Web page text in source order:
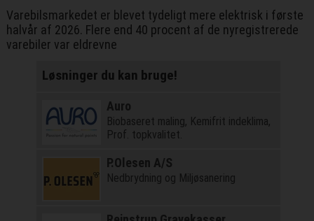
Varebilsmarkedet er blevet tydeligt mere elektrisk i første
halvår af 2026. Flere end 40 procent af de nyregistrerede
varebiler var eldrevne
Løsninger du kan bruge!
Auro
Biobaseret maling, Kemifrit indeklima,
Prof. topkvalitet.
P.Olesen A/S
Nedbrydning og Miljøsanering